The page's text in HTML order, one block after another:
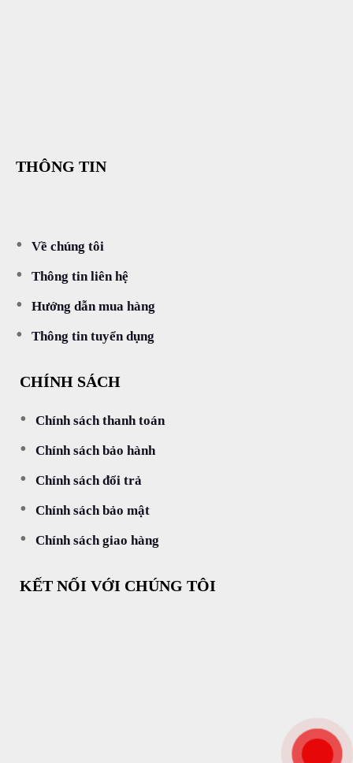
THÔNG TIN
Về chúng tôi
Thông tin liên hệ
Hướng dẫn mua hàng
Thông tin tuyển dụng
CHÍNH SÁCH
Chính sách thanh toán
Chính sách bảo hành
Chính sách đổi trả
Chính sách bảo mật
Chính sách giao hàng
KẾT NỐI VỚI CHÚNG TÔI